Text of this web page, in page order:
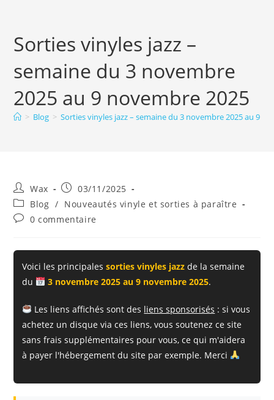
Sorties vinyles jazz –
semaine du 3 novembre
2025 au 9 novembre 2025
> Blog > Sorties vinyles jazz – semaine du 3 novembre 2025 au 9
Auteur/autrice
de
la
publication :
Wax
Publication
publiée :
03/11/2025
Post
category:
Blog / Nouveautés vinyle et sorties à paraître
Commentaires
publication :
0 commentaire
Voici les principalessorties vinyles jazz de la semaine
du
3 novembre 2025 au 9 novembre 2025.
Les liens affichés sont des liens sponsorisés : si vous
achetez un disque via ces liens, vous soutenez ce site
sans frais supplémentaires pour vous, ce qui m'aidera
à payer l'hébergement du site par exemple. Merci